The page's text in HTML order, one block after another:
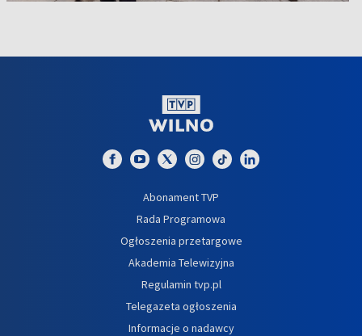
Abonament TVP
Rada Programowa
Ogłoszenia przetargowe
Akademia Telewizyjna
Regulamin tvp.pl
Telegazeta ogłoszenia
Informacje o nadawcy